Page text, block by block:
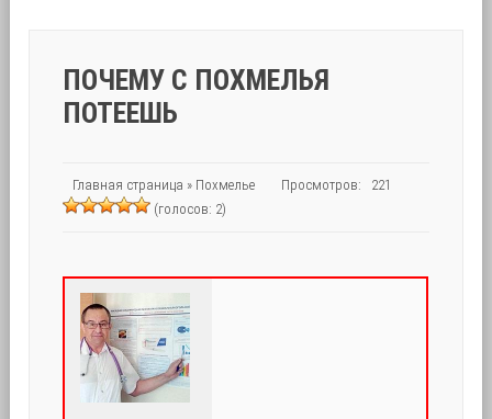
ПОЧЕМУ С ПОХМЕЛЬЯ
ПОТЕЕШЬ
Главная страница » Похмелье
Просмотров: 221
(голосов: 2)